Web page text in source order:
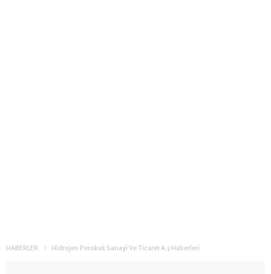
HABERLER Hidrojen Peroksit Sanayi Ve Ticaret A.ş Haberleri